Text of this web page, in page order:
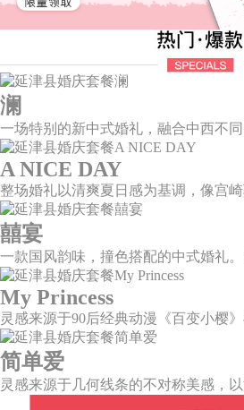
澜
A NICE DAY
囍宴
My Princess
简单爱